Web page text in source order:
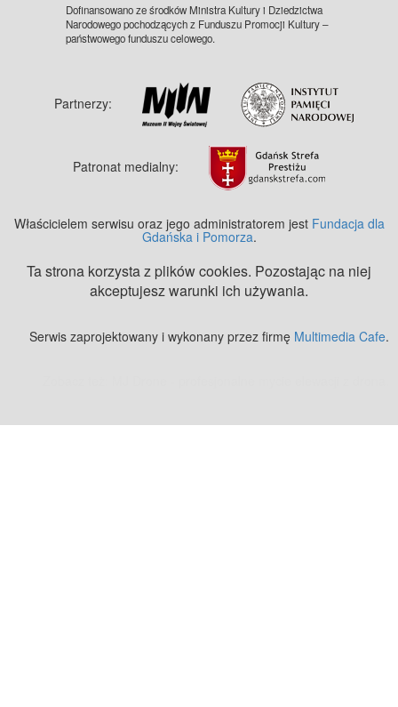
Dofinansowano ze środków Ministra Kultury i Dziedzictwa
Narodowego pochodzących z Funduszu Promocji Kultury –
państwowego funduszu celowego.
Partnerzy:
Patronat medialny:
Właścicielem serwisu oraz jego administratorem jest Fundacja dla
Gdańska i Pomorza.
Ta strona korzysta z plików cookies. Pozostając na niej
akceptujesz warunki ich używania.
Serwis zaprojektowany i wykonany przez firmę Multimedia Cafe.